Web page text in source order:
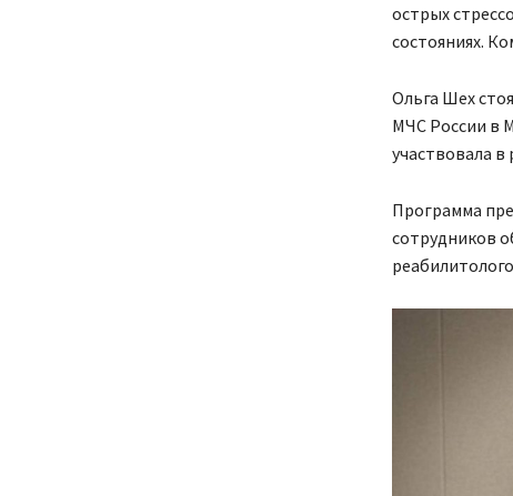
острых
состояниях.
Ольга Шех
МЧС России в
участвовала
Программа
сотрудников